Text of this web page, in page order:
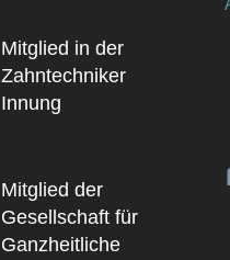
Mitglied in der
Zahntechniker
Innung
Mitglied der
Gesellschaft für
Ganzheitliche